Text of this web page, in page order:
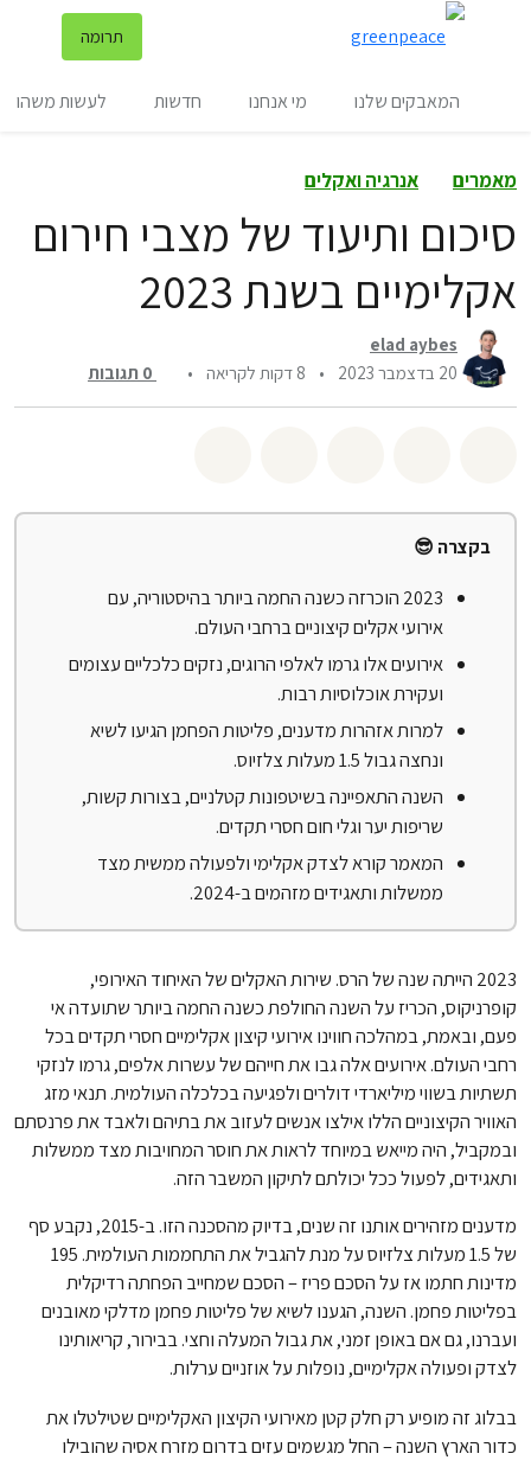
תרומה
המאבקים שלנו מי אנחנו חדשות לעשות משהו
מאמרים אנרגיה ואקלים
סיכום ותיעוד של מצבי חירום
אקלימיים בשנת 2023
elad aybes
20 בדצמבר 2023
• 8 דקות לקריאה •
0 תגובות
בקצרה 😎
2023 הוכרזה כשנה החמה ביותר בהיסטוריה, עם
אירועי אקלים קיצוניים ברחבי העולם.
אירועים אלו גרמו לאלפי הרוגים, נזקים כלכליים עצומים
ועקירת אוכלוסיות רבות.
למרות אזהרות מדענים, פליטות הפחמן הגיעו לשיא
ונחצה גבול 1.5 מעלות צלזיוס.
השנה התאפיינה בשיטפונות קטלניים, בצורות קשות,
שריפות יער וגלי חום חסרי תקדים.
המאמר קורא לצדק אקלימי ולפעולה ממשית מצד
ממשלות ותאגידים מזהמים ב-2024.
2023 הייתה שנה של הרס. שירות האקלים של האיחוד האירופי,
קופרניקוס, הכריז על השנה החולפת כשנה החמה ביותר שתועדה אי
פעם, ובאמת, במהלכה חווינו אירועי קיצון אקלימיים חסרי תקדים בכל
רחבי העולם. אירועים אלה גבו את חייהם של עשרות אלפים, גרמו לנזקי
תשתיות בשווי מיליארדי דולרים ולפגיעה בכלכלה העולמית. תנאי מזג
האוויר הקיצוניים הללו אילצו אנשים לעזוב את בתיהם ולאבד את פרנסתם
ובמקביל, היה מייאש במיוחד לראות את חוסר המחויבות מצד ממשלות
ותאגידים, לפעול ככל יכולתם לתיקון המשבר הזה.
מדענים מזהירים אותנו זה שנים, בדיוק מהסכנה הזו. ב-2015, נקבע סף
של 1.5 מעלות צלזיוס על מנת להגביל את התחממות העולמית. 195
מדינות חתמו אז על הסכם פריז – הסכם שמחייב הפחתה רדיקלית
בפליטות פחמן. השנה, הגענו לשיא של פליטות פחמן מדלקי מאובנים
ועברנו, גם אם באופן זמני, את גבול המעלה וחצי. בבירור, קריאותינו
לצדק ופעולה אקלימיים, נופלות על אוזניים ערלות.
בבלוג זה מופיע רק חלק קטן מאירועי הקיצון האקלימיים שטילטלו את
כדור הארץ השנה – החל מגשמים עזים בדרום מזרח אסיה שהובילו